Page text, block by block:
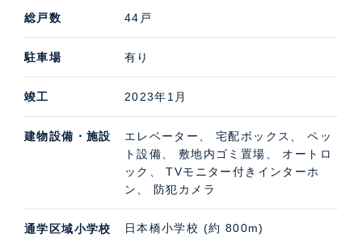
総戸数 44戸
駐車場 有り
竣工 2023年1月
建物設備・施設
エレベーター、 宅配ボックス、 ペッ
ト設備、 敷地内ゴミ置場、 オートロ
ック、 TVモニター付きインターホ
ン、 防犯カメラ
通学区域小学校 日本橋小学校 (約 800m)